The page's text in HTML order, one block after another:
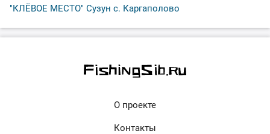
"КЛЁВОЕ МЕСТО" Сузун с. Каргаполово
О проекте
Контакты